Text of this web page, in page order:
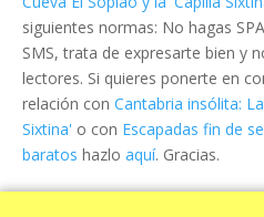
siguientes normas: No hagas
SMS, trata de expresarte bien y
lectores. Si quieres ponerte en
relación con Cantabria insólita:
Sixtina' o con Escapadas fin de
baratos hazlo aquí. Gracias.